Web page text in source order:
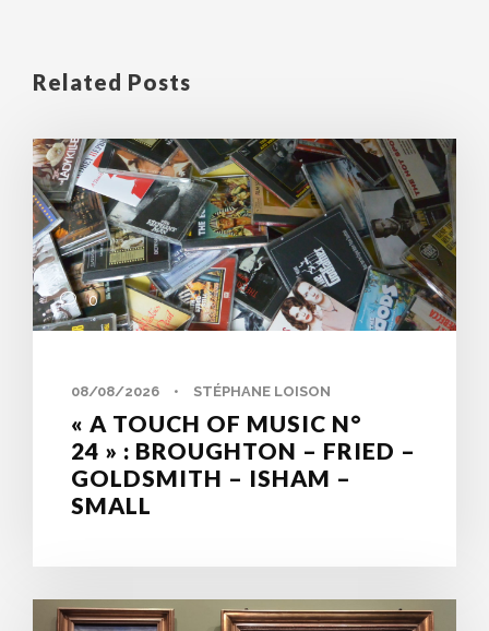
Related Posts
0
08/08/2026 • STÉPHANE LOISON
« A TOUCH OF MUSIC N°
24 » : BROUGHTON – FRIED –
GOLDSMITH – ISHAM –
SMALL